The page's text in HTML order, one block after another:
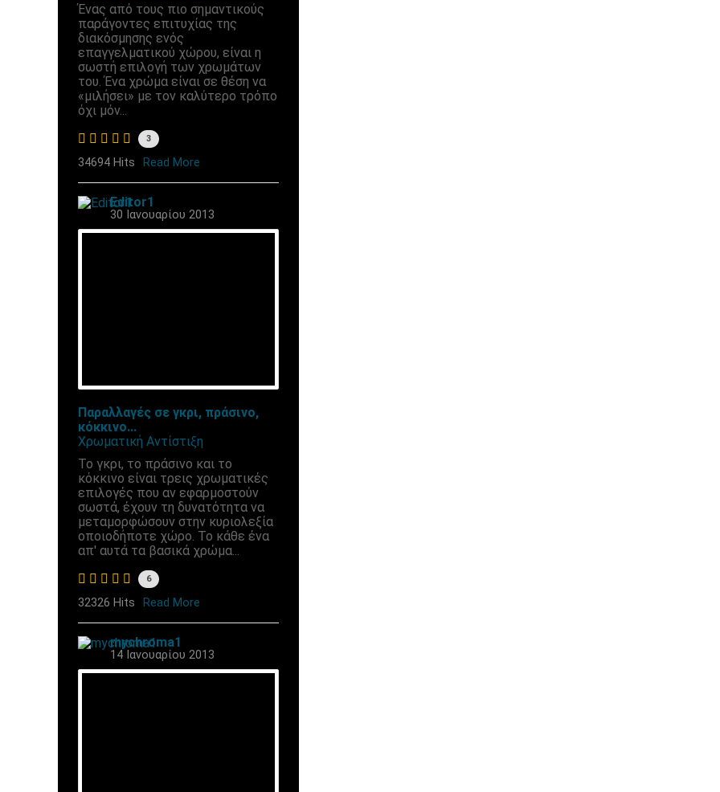
Ένας από τους πιο σημαντικούς
παράγοντες επιτυχίας της
διακόσμησης ενός
επαγγελματικού χώρου, είναι η
σωστή επιλογή των χρωμάτων
του. Ένα χρώμα είναι σε θέση να
«μιλήσει» με τον καλύτερο τρόπο
όχι μόν...
3
34694 Hits Read More
Editor1
30 Ιανουαρίου 2013
Παραλλαγές σε γκρι, πράσινο,
κόκκινο...
Χρωματική Αντίστιξη
Το γκρι, το πράσινο και το
κόκκινο είναι τρεις χρωματικές
επιλογές που αν εφαρμοστούν
σωστά, έχουν τη δυνατότητα να
μεταμορφώσουν στην κυριολεξία
οποιοδήποτε χώρο. Το κάθε ένα
απ' αυτά τα βασικά χρώμα...
6
32326 Hits Read More
mychroma1
14 Ιανουαρίου 2013